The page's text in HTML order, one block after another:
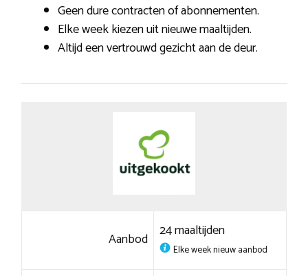
Geen dure contracten of abonnementen.
Elke week kiezen uit nieuwe maaltijden.
Altijd een vertrouwd gezicht aan de deur.
Aanbod 24 maaltijden
Elke week nieuw aanbod